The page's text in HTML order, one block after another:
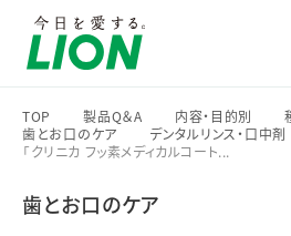
TOP
>
製品Q＆A
>
内容・目的別
>
歯とお口のケア
>
デンタルリンス・口中剤
「クリニカ フッ素メディカルコート...
歯とお口のケア